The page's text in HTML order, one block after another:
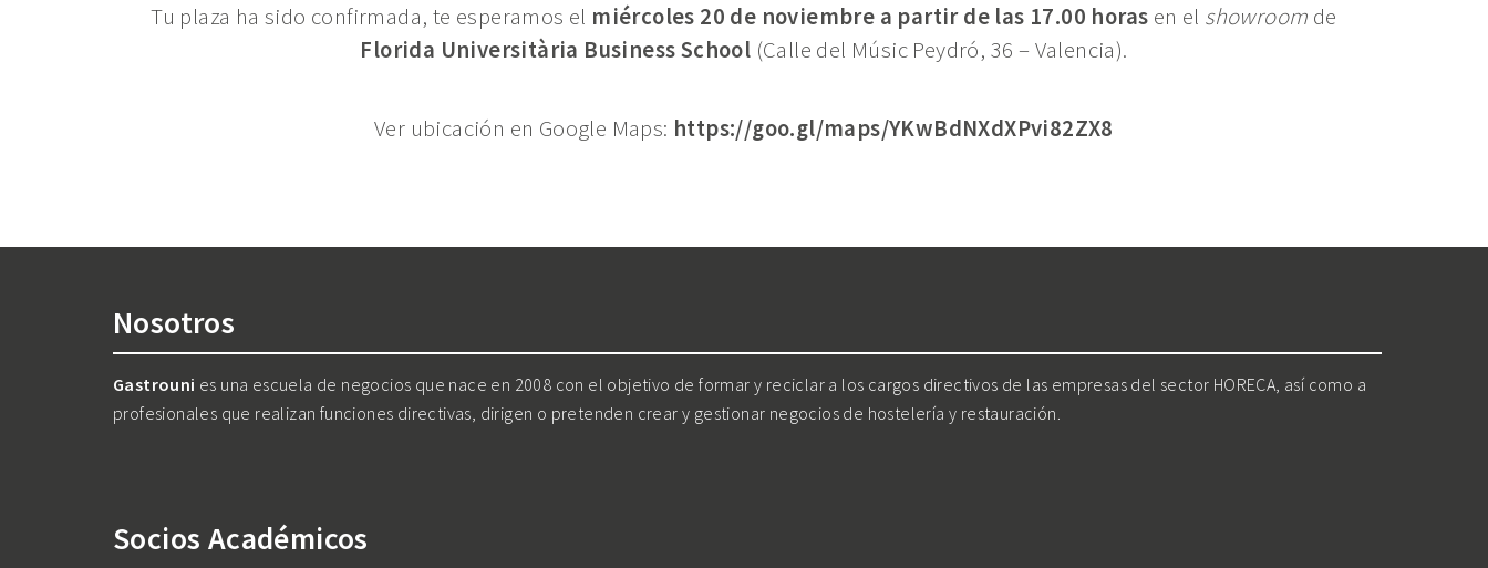
Tu plaza ha sido confirmada, te esperamos el miércoles 20 de noviembre a partir de las 17.00 horas en el showroom de
Florida Universitària Business School (Calle del Músic Peydró, 36 – Valencia).
Ver ubicación en Google Maps: https://goo.gl/maps/YKwBdNXdXPvi82ZX8
Nosotros
Gastrouni es una escuela de negocios que nace en 2008 con el objetivo de formar y reciclar a los cargos directivos de las empresas del sector HORECA, así como a
profesionales que realizan funciones directivas, dirigen o pretenden crear y gestionar negocios de hostelería y restauración.
Socios Académicos